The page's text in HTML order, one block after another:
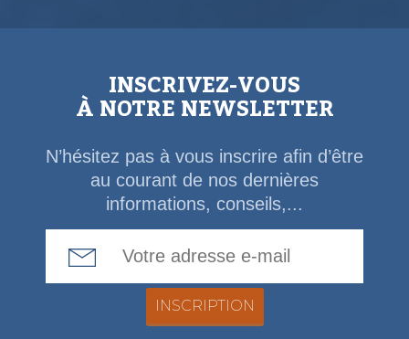
INSCRIVEZ-VOUS
À NOTRE NEWSLETTER
N’hésitez pas à vous inscrire afin d’être
au courant de nos dernières
informations, conseils,...